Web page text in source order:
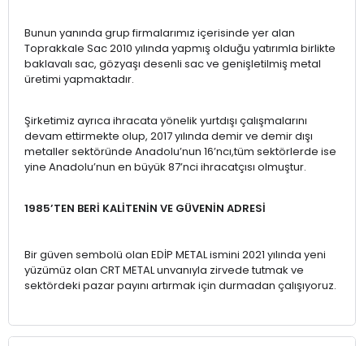
Bunun yanında grup firmalarımız içerisinde yer alan
Toprakkale Sac 2010 yılında yapmış olduğu yatırımla birlikte
baklavalı sac, gözyaşı desenli sac ve genişletilmiş metal
üretimi yapmaktadır.
Şirketimiz ayrıca ihracata yönelik yurtdışı çalışmalarını
devam ettirmekte olup, 2017 yılında demir ve demir dışı
metaller sektöründe Anadolu’nun 16’ncı,tüm sektörlerde ise
yine Anadolu’nun en büyük 87’nci ihracatçısı olmuştur.
1985’TEN BERİ KALİTENİN VE GÜVENİN ADRESİ
Bir güven sembolü olan EDİP METAL ismini 2021 yılında yeni
yüzümüz olan CRT METAL unvanıyla zirvede tutmak ve
sektördeki pazar payını artırmak için durmadan çalışıyoruz.